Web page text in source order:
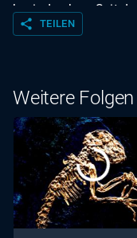
beeindrucken. Seit
Gebäuden und dem
Tourismus mit dem
Einklang bringen?
share TEILEN
Weitere Folgen